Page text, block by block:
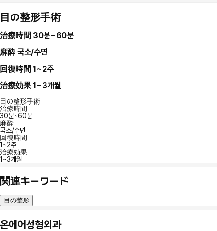
目の整形手術
治療時間 30분~60분
麻酔 국소/수면
回復時間 1~2주
治療効果 1~3개월
目の整形手術
治療時間
30분~60분
麻酔
국소/수면
回復時間
1~2주
治療効果
1~3개월
関連キーワード
目の整形
온에어성형외과